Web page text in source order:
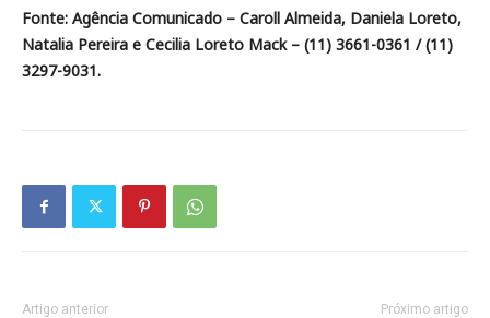
Fonte: Agência Comunicado – Caroll Almeida, Daniela Loreto,
Natalia Pereira e Cecilia Loreto Mack – (11) 3661-0361 / (11)
3297-9031.
Artigo anterior Próximo artigo